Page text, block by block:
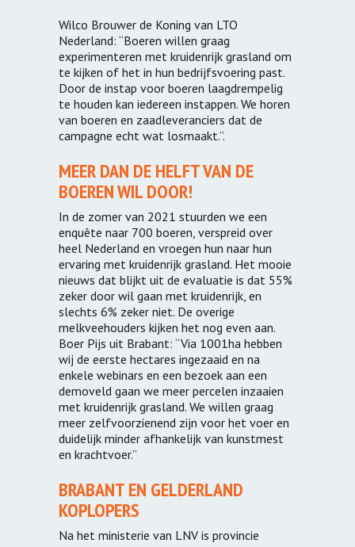
Wilco Brouwer de Koning van LTO
Nederland: “Boeren willen graag
experimenteren met kruidenrijk grasland om
te kijken of het in hun bedrijfsvoering past.
Door de instap voor boeren laagdrempelig
te houden kan iedereen instappen. We horen
van boeren en zaadleveranciers dat de
campagne echt wat losmaakt.”.
MEER DAN DE HELFT VAN DE
BOEREN WIL DOOR!
In de zomer van 2021 stuurden we een
enquête naar 700 boeren, verspreid over
heel Nederland en vroegen hun naar hun
ervaring met kruidenrijk grasland. Het mooie
nieuws dat blijkt uit de evaluatie is dat 55%
zeker door wil gaan met kruidenrijk, en
slechts 6% zeker niet. De overige
melkveehouders kijken het nog even aan.
Boer Pijs uit Brabant: “Via 1001ha hebben
wij de eerste hectares ingezaaid en na
enkele webinars en een bezoek aan een
demoveld gaan we meer percelen inzaaien
met kruidenrijk grasland. We willen graag
meer zelfvoorzienend zijn voor het voer en
duidelijk minder afhankelijk van kunstmest
en krachtvoer.”
BRABANT EN GELDERLAND
KOPLOPERS
Na het ministerie van LNV is provincie